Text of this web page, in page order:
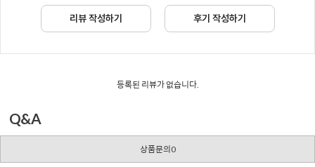
리뷰 작성하기 후기 작성하기
등록된 리뷰가 없습니다.
Q&A
상품문의0